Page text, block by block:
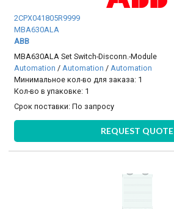
2CPX041805R9999
MBA630ALA
ABB
MBA630ALA Set Switch-Disconn.-Module
Automation / Automation / Automation
Минимальное кол-во для заказа: 1
Кол-во в упаковке: 1
Срок поставки:По запросу
REQUEST QUOTE